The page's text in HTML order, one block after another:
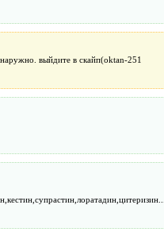
выйдите в скайп(oktan-251